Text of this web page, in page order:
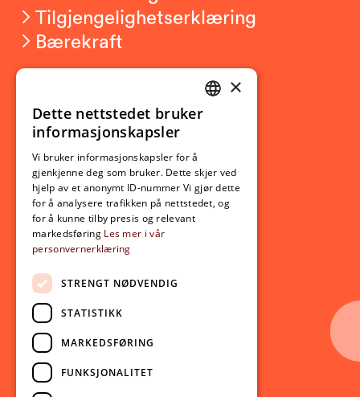
Tilgjengelighetserklæring
Bærekraft
Ny student
Utveksling
Opptak
Lov- og regelverk
Aktuelt
Nyheter
Arrangementer
Nyhetsbrev
Ledige stillinger
Følg oss på sosiale medier:
Facebook
NORWEGIAN
×
Dette nettstedet bruker
informasjonskapsler
Vi bruker informasjonskapsler for å
gjenkjenne deg som bruker. Dette skjer ved
hjelp av et anonymt ID-nummer Vi gjør dette
for å analysere trafikken på nettstedet, og
for å kunne tilby presis og relevant
markedsføring Les mer i vår
personvernerklæring
STRENGT NØDVENDIG
STATISTIKK
MARKEDSFØRING
FUNKSJONALITET